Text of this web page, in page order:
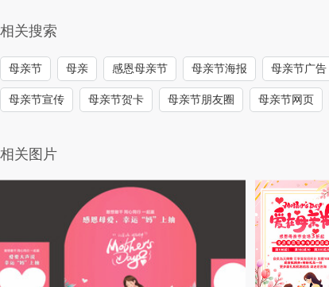
相关搜索
母亲节 母亲 感恩母亲节 母亲节海报 母亲节广告
母亲节宣传 母亲节贺卡 母亲节朋友圈 母亲节网页
相关图片